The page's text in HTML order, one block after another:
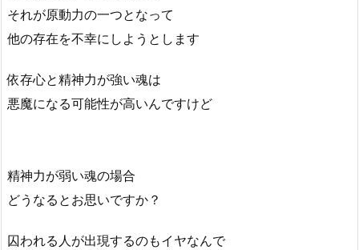
それが原動力の一つとなって
他の存在を不幸にしようとします
依存心と精神力が強い魂は
悪魔になる可能性が高いんですけど
精神力が弱い魂の場合
どうなるとお思いですか？
囚われる人が出現するのもイヤなんで